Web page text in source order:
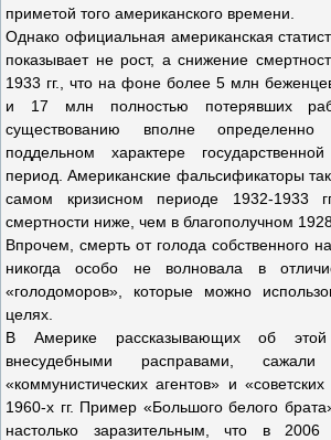
приметой того американского времени.
Однако официальная американская
показывает не рост, а снижение
1933 гг., что на фоне более 5 млн
и 17 млн полностью потерявших
существованию вполне определенно
поддельном характере
период. Американские фальсификаторы так
самом кризисном периоде 1932-1933
смертности ниже, чем в благополучном 1928
Впрочем, смерть от голода собственного
никогда особо не волновала в
«голодоморов», которые можно
целях.
В Америке рассказывающих об этой
внесудебными расправами,
«коммунистических агентов» и
1960-х гг. Пример «Большого белого
настолько заразительным, что в